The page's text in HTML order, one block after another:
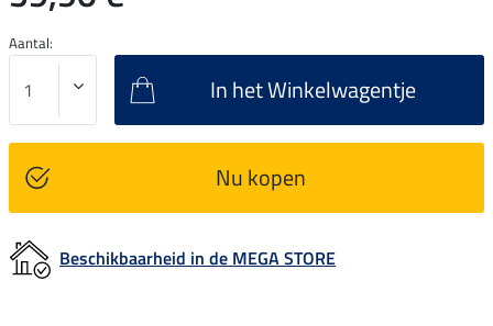
Aantal:
In het Winkelwagentje
Nu kopen
Beschikbaarheid in de MEGA STORE